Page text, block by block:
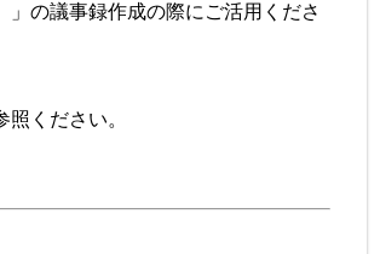
の議事録作成の際にご活用くださ
ください。